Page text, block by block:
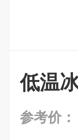
低温
参考价：